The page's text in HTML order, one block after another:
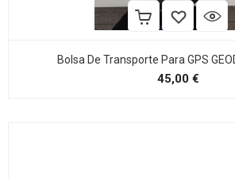
Bolsa De Transporte Para GPS
45,00 €Precio